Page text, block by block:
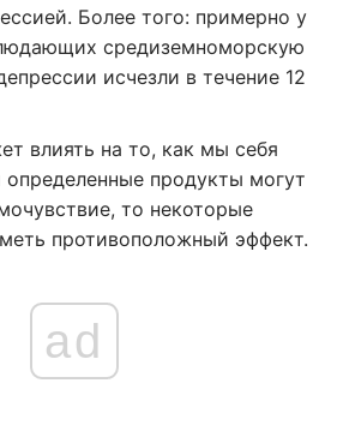
Более того: примерно у
средиземноморскую
исчезли в течение 12
влиять на то, как мы себя
определенные продукты могут
то некоторые
противоположный эффект.
ad